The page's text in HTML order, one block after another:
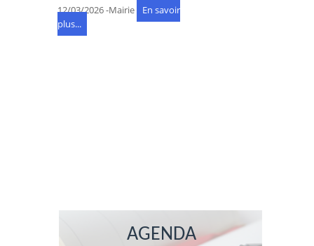
12/03/2026-Mairie
En savoir
plus...
AGENDA